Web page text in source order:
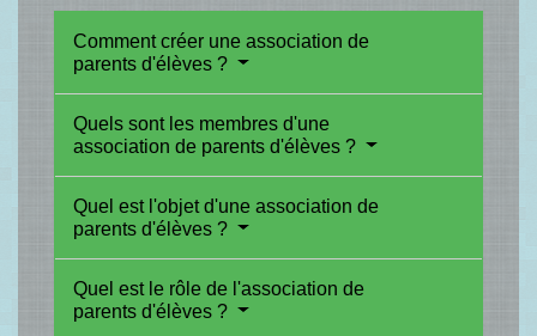
Comment créer une association de
parents d'élèves ?
Quels sont les membres d'une
association de parents d'élèves ?
Quel est l'objet d'une association de
parents d'élèves ?
Quel est le rôle de l'association de
parents d'élèves ?